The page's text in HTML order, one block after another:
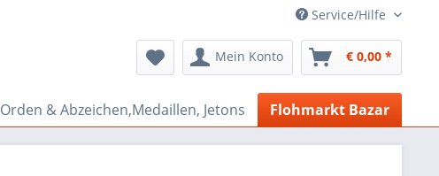
Service/Hilfe
Mein Konto € 0,00 *
Orden & Abzeichen,Medaillen, Jetons Flohmarkt Bazar